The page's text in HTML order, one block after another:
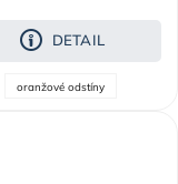
DETAIL
oranžové odstíny